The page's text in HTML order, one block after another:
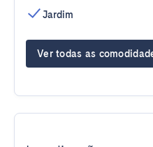
Jardim
Ver todas as